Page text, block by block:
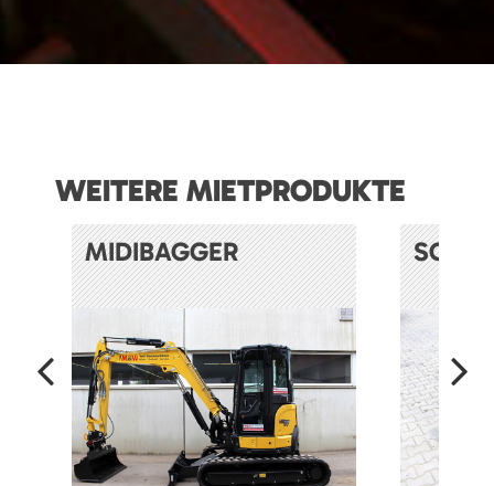
WEITERE MIETPRODUKTE
MIDIBAGGER